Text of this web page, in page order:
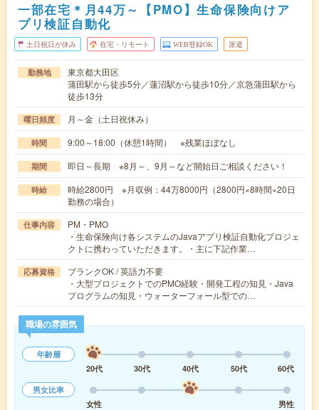
一部在宅＊月44万～【PMO】生命保険向けア
プリ検証自動化
土日祝日が休み 在宅・リモート WEB登録OK 派遣
勤務地
東京都大田区
蒲田駅から徒歩5分／蓮沼駅から徒歩10分／京急蒲田駅から
徒歩13分
曜日頻度 月～金（土日祝休み）
時間 9:00～18:00（休憩1時間） ※残業ほぼなし
期間 即日～長期 ※8月～、9月～など開始日ご相談ください！
時給
時給2800円 ※月収例：44万8000円（2800円×8時間×20日
勤務の場合）
仕事内容
PM・PMO
・生命保険向け各システムのJavaアプリ検証自動化プロジェ
クトに携わっていただきます。・主に下記作業…
応募資格
ブランクOK / 英語力不要
・大型プロジェクトでのPMO経験・開発工程の知見・Java
プログラムの知見・ウォーターフォール型での…
職場の雰囲気
年齢層
20代
30代 40代 50代
60代
男女比率
女性
男性